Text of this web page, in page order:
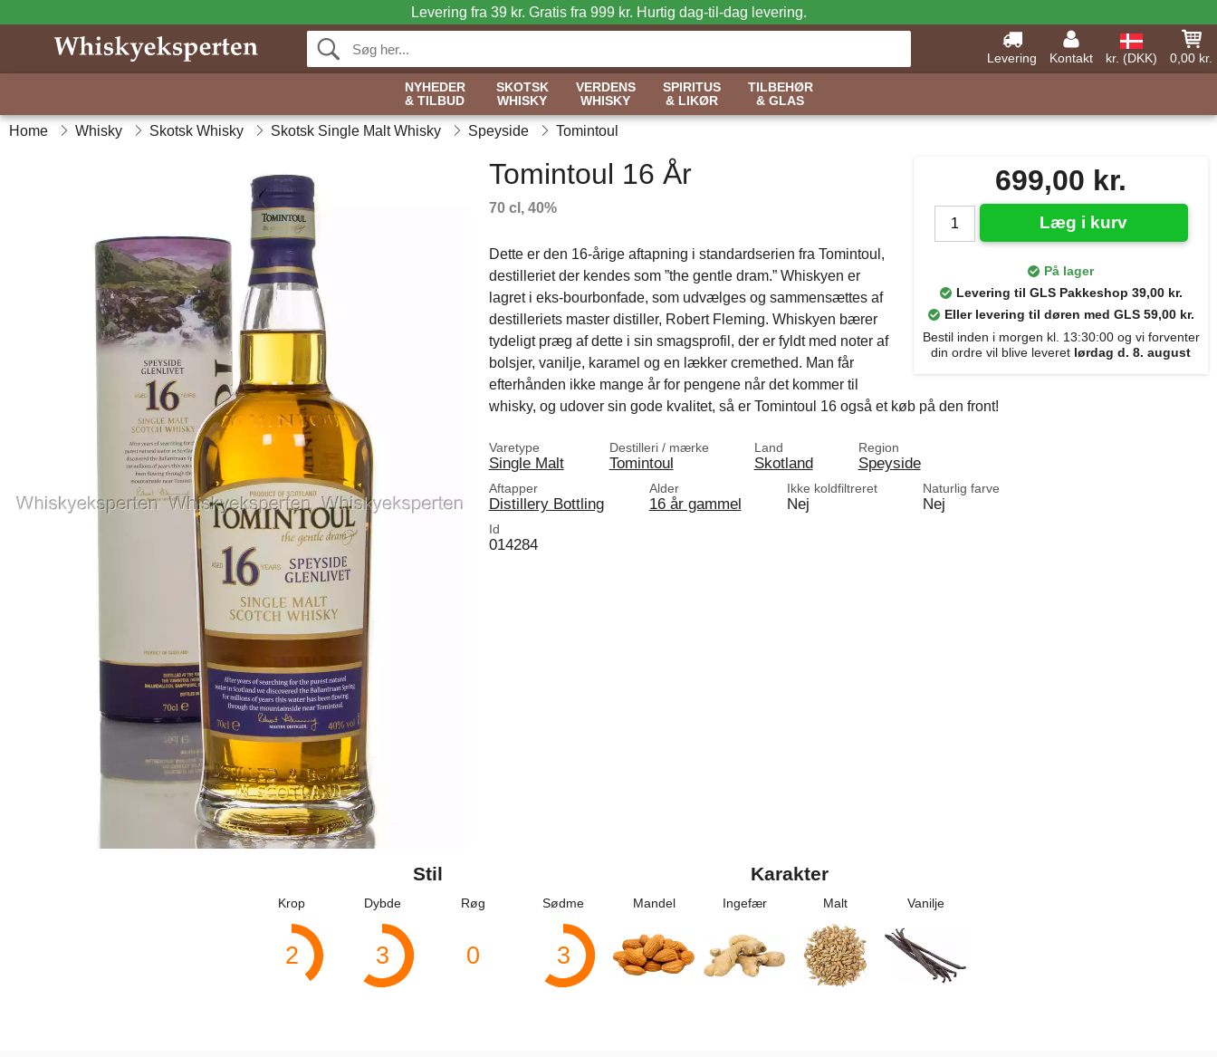
Levering fra 39 kr. Gratis fra 999 kr. Hurtig dag-til-dag levering.
Levering Kontakt kr. (DKK)
0,00 kr.
NYHEDER
& TILBUD
SKOTSK
WHISKY
VERDENS
WHISKY
SPIRITUS
& LIKØR
TILBEHØR
& GLAS
Home Whisky Skotsk Whisky Skotsk Single Malt Whisky Speyside Tomintoul
699,00 kr.
Læg i kurv
På lager
Levering til GLS Pakkeshop 39,00 kr.
Eller levering til døren med GLS 59,00 kr.
Bestil inden i morgen kl. 13:30:00 og vi forventer
din ordre vil blive leveret lørdag d. 8. august
Tomintoul 16 År
70 cl, 40%
Dette er den 16-årige aftapning i standardserien fra Tomintoul,
destilleriet der kendes som ”the gentle dram.” Whiskyen er
lagret i eks-bourbonfade, som udvælges og sammensættes af
destilleriets master distiller, Robert Fleming. Whiskyen bærer
tydeligt præg af dette i sin smagsprofil, der er fyldt med noter af
bolsjer, vanilje, karamel og en lækker cremethed. Man får
efterhånden ikke mange år for pengene når det kommer til
whisky, og udover sin gode kvalitet, så er Tomintoul 16 også et køb på den front!
Varetype
Single Malt
Destilleri / mærke
Tomintoul
Land
Skotland
Region
Speyside
Aftapper
Distillery Bottling
Alder
16 år gammel
Ikke koldfiltreret
Nej
Naturlig farve
Nej
Id
014284
Stil
Krop
2
Dybde
3
Røg
0
Sødme
3
Karakter
Mandel Ingefær Malt Vanilje